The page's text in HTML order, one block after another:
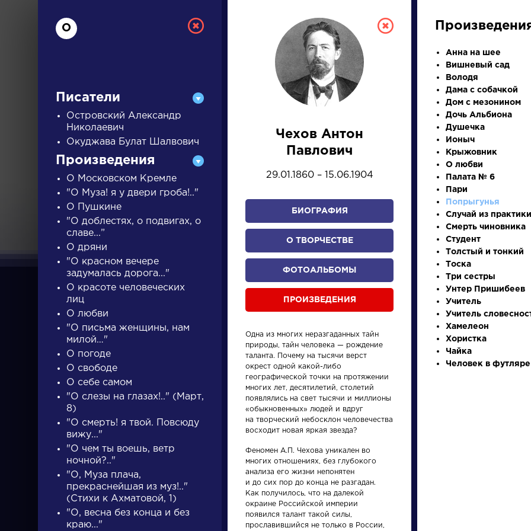
РУССКАЯ
ДЛЯ ПРЕЗЕНТАЦИЙ, УРОКОВ
А З Т У Ф Х
писатели произведения
Словарь
деталь
Словарь
аллегория
Произведения
На птичку
О
Писатели
Островский Александр
Николаевич
Окуджава Булат Шалвович
Произведения
О Московском Кремле
"О Муза! я у двери гроба!.."
О Пушкине
"О доблестях, о подвигах, о
славе...”
О дряни
"О красном вечере
задумалась дорога..."
О красоте человеческих
лиц
О любви
"О письма женщины, нам
милой…"
О погоде
О свободе
О себе самом
"О слезы на глазах!.." (Март,
8)
"О смерть! я твой. Повсюду
вижу..."
"О чем ты воешь, ветр
ночной?.."
"О, Муза плача,
прекраснейшая из муз!.."
(Стихи к Ахматовой, 1)
"О, весна без конца и без
краю..."
Чехов Антон
Павлович
29.01.1860 – 15.06.1904
БИОГРАФИЯ
О ТВОРЧЕСТВЕ
ФОТОАЛЬБОМЫ
ПРОИЗВЕДЕНИЯ
Одна из многих неразгаданных тайн
природы, тайн человека — рождение
таланта. Почему на тысячи верст
окрест одной какой-либо
географической точки на протяжении
многих лет, десятилетий, столетий
появлялись на свет тысячи и миллионы
«обыкновенных» людей и вдруг
на творческий небосклон человечества
восходит новая яркая звезда?
Феномен А.П. Чехова уникален во
многих отношениях, без глубокого
анализа его жизни непонятен
и до сих пор до конца не разгадан.
Как получилось, что на далекой
окраине Российской империи
появился талант такой силы,
прославившийся не только в России,
Анна на шее
Вишневый сад
Володя
Дама с собачкой
Дом с мезонином
Дочь Альбиона
Душечка
Ионыч
Крыжовник
О любви
Палата № 6
Пари
Попрыгунья
Случай из практики
Смерть чиновника
Студент
Толстый и тонкий
Тоска
Три сестры
Унтер Пришибеев
Учитель
Учитель
Хамелеон
Хористка
Чайка
Человек в футляре